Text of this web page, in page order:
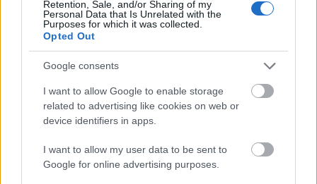
Retention, Sale, and/or Sharing of my
Personal Data that Is Unrelated with the
Purposes for which it was collected.
Opted Out
Google consents
I want to allow Google to enable storage
related to advertising like cookies on web or
device identifiers in apps.
I want to allow my user data to be sent to
Google for online advertising purposes.
Az albumot a Farseers budafoki próbatermében
rögzítették, a beatek szokás szerint Roland SP-404-
en készültek, a számokat TAT keverte és maszterelte.